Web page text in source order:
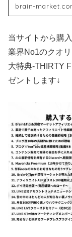
brain-
当サイトから購
業界No1のクオ
大特典-THIRTY
ゼントします↓